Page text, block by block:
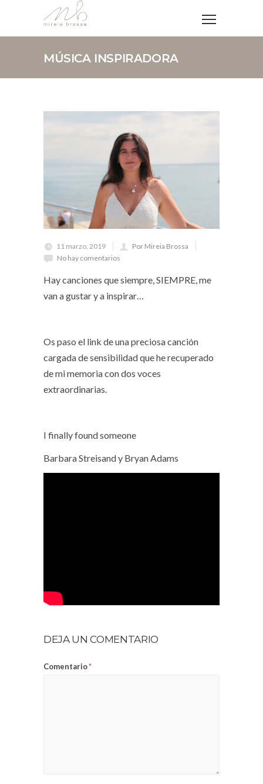
MÚSICA INSPIRADORA
11 marzo, 2019
Por Mireia Brossa
No hay comentarios
Hay canciones que siempre, SIEMPRE, me
van a gustar y a inspirar…
Os paso el link de una preciosa canción
cargada de sensibilidad que he recuperado
de mi memoria con dos voces
extraordinarias.
I finally found someone
Barbara Streisand y Bryan Adams
DEJA UN COMENTARIO
Comentario*